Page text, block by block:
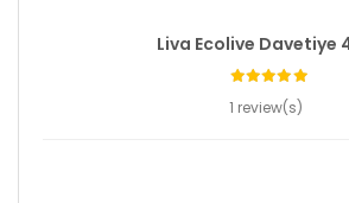
Liva Ecolive Davetiye
1 review(s)